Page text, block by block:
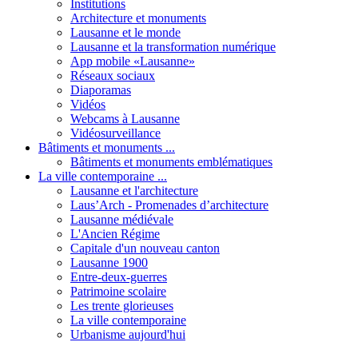
Institutions
Architecture et monuments
Lausanne et le monde
Lausanne et la transformation numérique
App mobile «Lausanne»
Réseaux sociaux
Diaporamas
Vidéos
Webcams à Lausanne
Vidéosurveillance
Bâtiments et monuments ...
Bâtiments et monuments emblématiques
La ville contemporaine ...
Lausanne et l'architecture
Laus’Arch - Promenades d’architecture
Lausanne médiévale
L'Ancien Régime
Capitale d'un nouveau canton
Lausanne 1900
Entre-deux-guerres
Patrimoine scolaire
Les trente glorieuses
La ville contemporaine
Urbanisme aujourd'hui